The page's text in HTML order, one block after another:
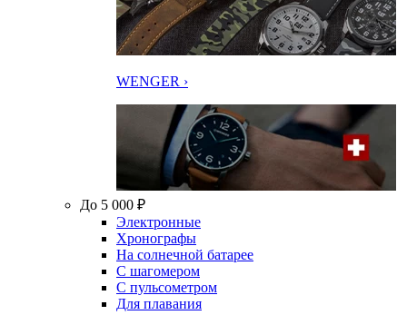
WENGER ›
До 5 000 ₽
Электронные
Хронографы
На солнечной батарее
С шагомером
С пульсометром
Для плавания